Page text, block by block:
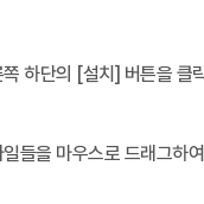
하단의 [설치] 버튼을
을 마우스로 드래그하